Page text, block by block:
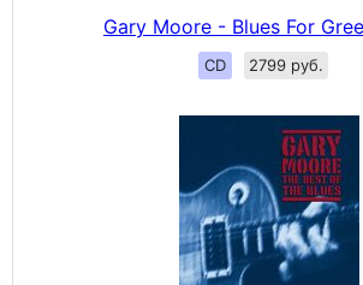
Gary Moore - Blues For
CD 2799 руб.